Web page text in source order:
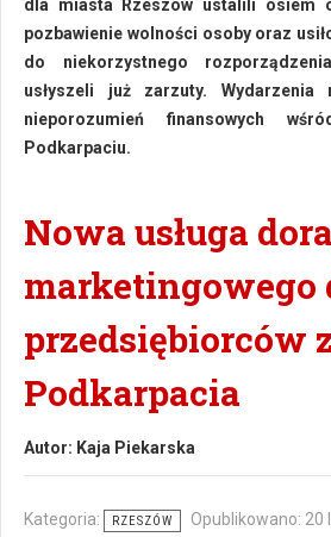
dla miasta Rzeszów ustalili osiem
pozbawienie wolności osoby oraz
do niekorzystnego
usłyszeli już zarzuty.
nieporozumień finansowych
Podkarpaciu.
Nowa usługa
marketingowego
przedsiębiorców
Podkarpacia
Autor: Kaja Piekarska
Kategoria: RZESZÓW
Opublikowano: 20